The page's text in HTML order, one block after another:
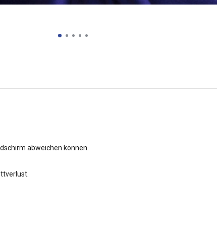
abweichen können.